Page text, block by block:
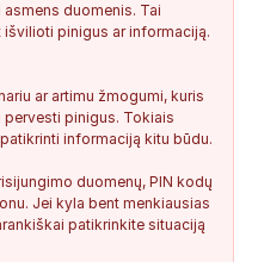
duomenis. Tai
pinigus ar informaciją.
ar artimu žmogumi, kuris
pinigus. Tokiais
informaciją kitu būdu.
duomenų, PIN kodų
Jei kyla bent menkiausias
patikrinkite situaciją